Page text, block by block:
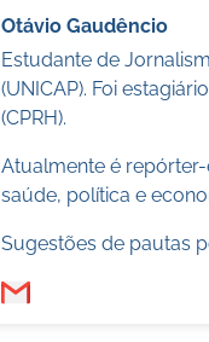
Otávio Gaudêncio
Estudante de
(UNICAP). Foi
(CPRH).
Atualmente é
saúde, política e
Sugestões de pautas